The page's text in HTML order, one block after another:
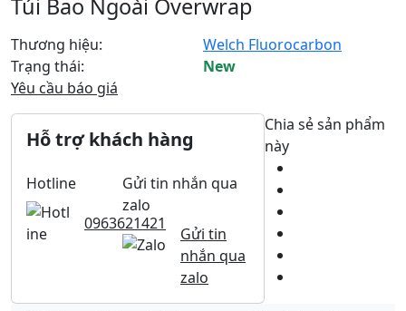
Túi Bao Ngoài Overwrap
Thương hiệu:
Welch Fluorocarbon
Trạng thái:
New
Yêu cầu báo giá
Hỗ trợ khách hàng
Hotline
0963621421
Gửi tin nhắn qua
zalo
Gửi tin
nhắn qua
zalo
Chia sẻ sản phẩm
này